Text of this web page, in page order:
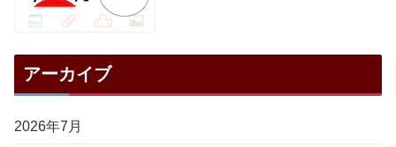
アーカイブ
2026年7月